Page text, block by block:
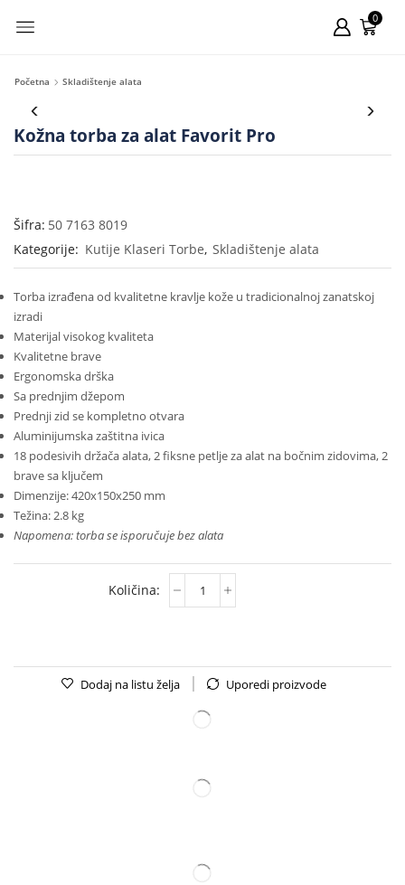
0
Početna Skladištenje alata
Kožna torba za alat Favorit Pro
Šifra: 50 7163 8019
Kategorije: Kutije Klaseri Torbe, Skladištenje alata
Torba izrađena od kvalitetne kravlje kože u tradicionalnoj zanatskoj
izradi
Materijal visokog kvaliteta
Kvalitetne brave
Ergonomska drška
Sa prednjim džepom
Prednji zid se kompletno otvara
Aluminijumska zaštitna ivica
18 podesivih držača alata, 2 fiksne petlje za alat na bočnim zidovima, 2
brave sa ključem
Dimenzije: 420x150x250 mm
Težina: 2.8 kg
Napomena: torba se isporučuje bez alata
Dodaj na listu želja Uporedi proizvode